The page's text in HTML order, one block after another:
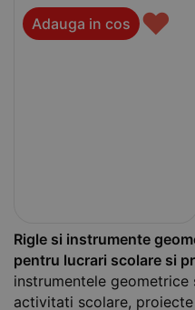
Rigle si instrumente
pentru lucrari scolare si
instrumentele
activitati scolare,
Adauga in cos ♥